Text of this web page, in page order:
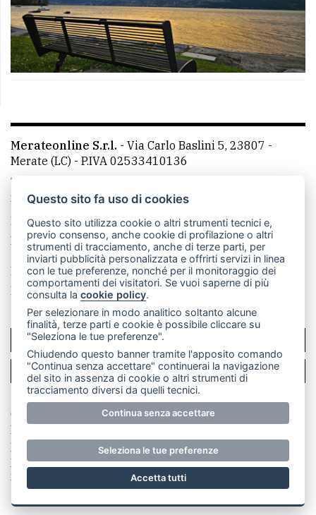
Merateonline S.r.l. - Via Carlo Baslini 5, 23807 -
Merate (LC) - P.IVA 02533410136
Telefono:
mail: redazione@leccoonline.com
La redazione
MerateOnline CasateOnline
RSS
Made by VIP
Privacy policy
Cookie policy
Rivedi le tue scelte sui cookie
SCRIVICI
PER LA TUA PUBBLICITÀ
© Copyright Merateonline S.r.l. - Tutti i diritti riservati.
E' proibita la riproduzione e pubblicazione anche
parziale di testi, articoli e immagini senza la
preventiva autorizzazione scritta dell'editore. RI Lecco
numero Rea LC 291.277 - Capitale sociale 10.329,14 €
Questo sito fa uso di cookies
Questo sito utilizza cookie o altri strumenti tecnici e,
previo consenso, anche cookie di profilazione o altri
strumenti di tracciamento, anche di terze parti, per
inviarti pubblicità personalizzata e offrirti servizi in linea
con le tue preferenze, nonché per il monitoraggio dei
comportamenti dei visitatori. Se vuoi saperne di più
consulta lacookie policy.
Per selezionare in modo analitico soltanto alcune
finalità, terze parti e cookie è possibile cliccare su
"Seleziona le tue preferenze".
Chiudendo questo banner tramite l'apposito comando
"Continua senza accettare" continuerai la navigazione
del sito in assenza di cookie o altri strumenti di
tracciamento diversi da quelli tecnici.
Continua senza accettare
Seleziona le tue preferenze
Accetta tutti